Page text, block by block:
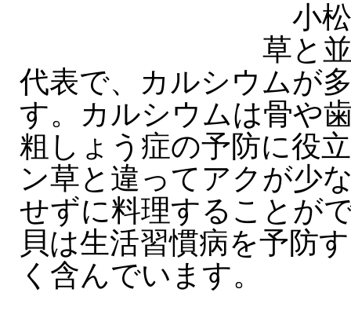
小松
草と
代表で、カルシウムが
す。カルシウムは骨や
粗しょう症の予防に役
ン草と違ってアクが少
せずに料理することが
貝は生活習慣病を予防
く含んでいます。